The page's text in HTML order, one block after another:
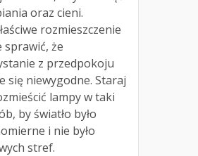
oraz cieni.
rozmieszczenie
sprawić, że
z przedpokoju
się niewygodne. Staraj
lampy w taki
by światło było
i nie było
stref.